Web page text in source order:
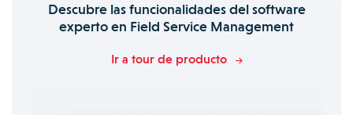
Descubre las funcionalidades del software
experto en Field Service Management
Ir a tour de producto